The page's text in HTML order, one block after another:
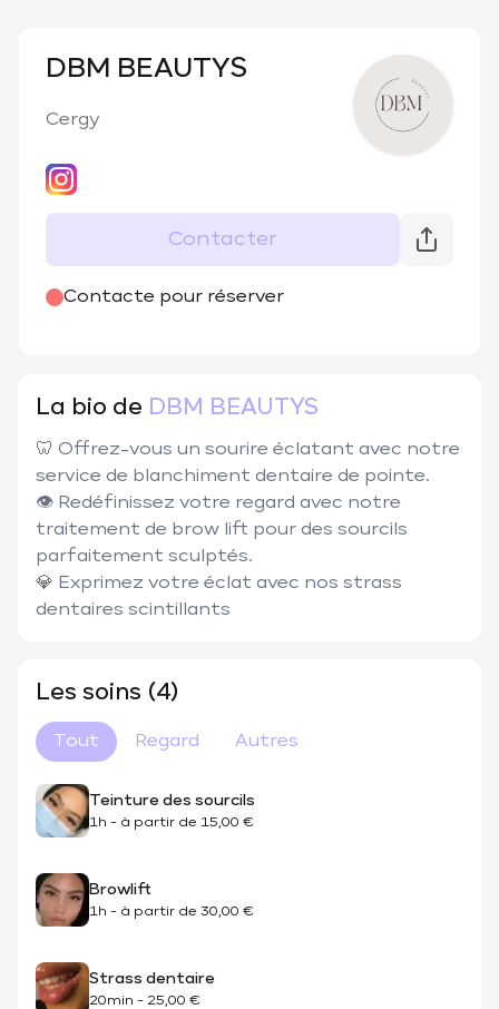
DBM BEAUTYS
Cergy
Contacter
Contacte pour réserver
@dbm_beautys
La bio de DBM BEAUTYS
🦷 Offrez-vous un sourire éclatant avec notre
service de blanchiment dentaire de pointe.
👁 Redéfinissez votre regard avec notre
traitement de brow lift pour des sourcils
parfaitement sculptés.
💎 Exprimez votre éclat avec nos strass
Les soins (4)
Tout Regard Autres
Teinture des sourcils
1h - à partir de 15,00 €
Browlift
1h - à partir de 30,00 €
Strass dentaire
20min - 25,00 €